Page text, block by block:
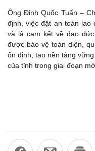
Ông Đinh Quốc Tuấn –
định, việc đặt an toàn lao
và là cam kết về đạo
được bảo vệ toàn diện,
ổn định, tạo nền tảng
của tỉnh trong giai đoạn